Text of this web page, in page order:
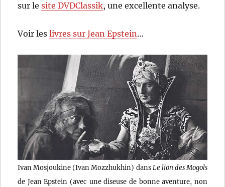
sur lesite DVDClassik, une excellente analyse.
Voir leslivres sur Jean Epstein…
Ivan Mosjoukine (Ivan Mozzhukhin) dans Le lion des Mogols
de Jean Epstein (avec une diseuse de bonne aventure, non